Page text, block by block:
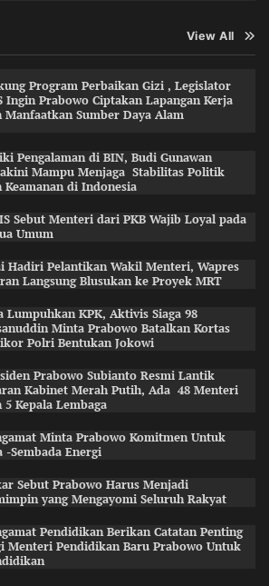
View All
Program Perbaikan Gizi , Legislator
Ingin Prabowo Ciptakan Lapangan Kerja
Manfaatkan Sumber Daya Alam
Pengalaman di BIN, Budi Gunawan
Mampu Menjaga Stabilitas Politik
Keamanan di Indonesia
Sebut Menteri dari PKB Wajib Loyal pada
Umum
Hadiri Pelantikan Wakil Menteri, Wapres
Langsung Blusukan ke Proyek MRT
Lumpuhkan KPK, Aktivis Siaga 98
Minta Prabowo Batalkan Kortas
Polri Bentukan Jokowi
Prabowo Subianto Resmi Lantik
Kabinet Merah Putih, Ada 48 Menteri
5 Kepala Lembaga
Minta Prabowo Komitmen Untuk
-Sembada Energi
Sebut Prabowo Harus Menjadi
yang Mengayomi Seluruh Rakyat
Pendidikan Berikan Catatan Penting
Menteri Pendidikan Baru Prabowo Untuk